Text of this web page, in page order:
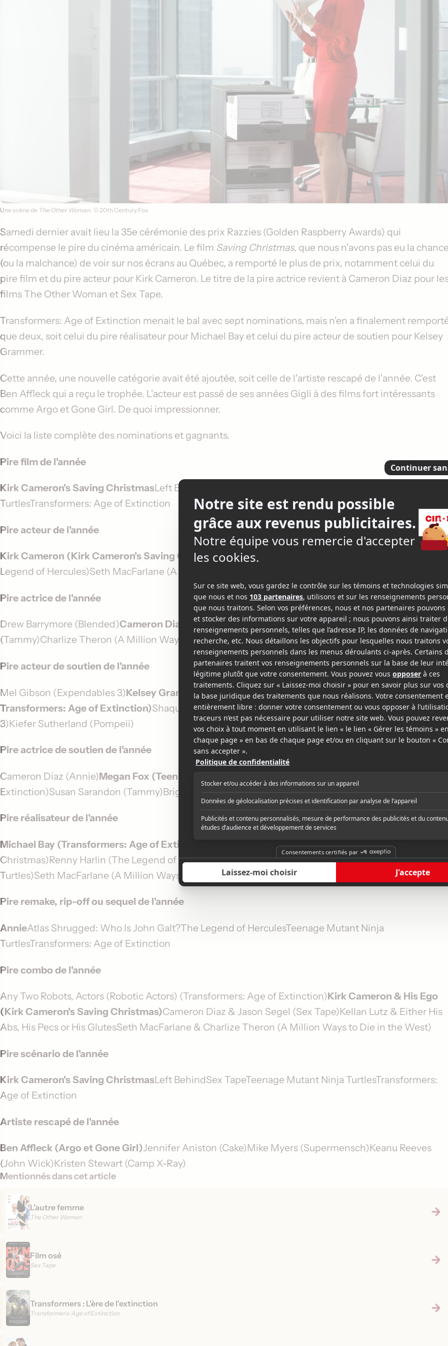
Mentionnés dans cet article
L'autre femme
The Other Woman
Film osé
Sex Tape
Transformers : L'ère de l'extinction
Transformers: Age of Extinction
Une scène de The Other Woman. © 20th Century Fox
Samedi dernier avait lieu la 35e cérémonie des prix Razzies (Golden Raspberry Awards) qui
récompense le pire du cinéma américain. Le film Saving Christmas, que nous n'avons pas eu la
(ou la malchance) de voir sur nos écrans au Québec, a remporté le plus de prix, notamment celui du
pire film et du pire acteur pour Kirk Cameron. Le titre de la pire actrice revient à Cameron Diaz pour
films The Other Woman et Sex Tape.
Transformers: Age of Extinction menait le bal avec sept nominations, mais n'en a finalement
que deux, soit celui du pire réalisateur pour Michael Bay et celui du pire acteur de soutien pour Kelsey
Grammer.
Cette année, une nouvelle catégorie avait été ajoutée, soit celle de l'artiste rescapé de l'année. C'est
Ben Affleck qui a reçu le trophée. L'acteur est passé de ses années Gigli à des films fort intéressants
comme Argo et Gone Girl. De quoi impressionner.
Voici la liste complète des nominations et gagnants.
Pire film de l'année
Kirk Cameron's Saving ChristmasLeft BehindThe Legend of HerculesTeenage Mutant Ninja
TurtlesTransformers: Age of Extinction
Pire acteur de l'année
Kirk Cameron (Kirk Cameron's Saving Christmas)Nicholas Cage (Left Behind)Kellan Lutz (The
Legend of Hercules)Seth MacFarlane (A Million Ways to Die in the West)Adam Sandler (Blended)
Pire actrice de l'année
Drew Barrymore (Blended)Cameron Diaz (The Other Woman and Sex Tape)Melissa McCarthy
(Tammy)Charlize Theron (A Million Ways to Die in the West)Gaia Weiss (The Legend of Hercules)
Pire acteur de soutien de l'année
Mel Gibson (Expendables 3)Kelsey Grammer (Expendables 3, Legends of Oz, Think Like a Man
Transformers: Age of Extinction)Shaquille O'Neal (Blended)Arnold Schwarzenegger (Expendables
3)Kiefer Sutherland (Pompeii)
Pire actrice de soutien de l'année
Cameron Diaz (Annie)Megan Fox (Teenage Mutant Ninja Turtles)
Extinction)Susan Sarandon (Tammy)Brigitte Ridenour (Kirk Cameron's Saving Christmas)
Pire réalisateur de l'année
Michael Bay (Transformers: Age of Extinction)
Darren Doane (Kirk Cameron's Saving
Christmas)Renny Harlin (The Legend of Hercules)Jonathan Liebesman (Teenage Mutant Ninja
Turtles)Seth MacFarlane (A Million Ways to Die in the West)
Pire remake, rip-off ou sequel de l'année
AnnieAtlas Shrugged: Who Is John Galt?The Legend of HerculesTeenage Mutant Ninja
TurtlesTransformers: Age of Extinction
Pire combo de l'année
Any Two Robots, Actors (Robotic Actors) (Transformers: Age of Extinction)Kirk Cameron & His Ego
(Kirk Cameron's Saving Christmas)Cameron Diaz & Jason Segel (Sex Tape)Kellan Lutz & Either His
Abs, His Pecs or His GlutesSeth MacFarlane & Charlize Theron (A Million Ways to Die in the West)
Pire scénario de l'année
Kirk Cameron's Saving ChristmasLeft BehindSex TapeTeenage Mutant Ninja TurtlesTransformers:
Age of Extinction
Artiste rescapé de l'année
Ben Affleck (Argo et Gone Girl)Jennifer Aniston (Cake)Mike Myers (Supermensch)Keanu Reeves
(John Wick)Kristen Stewart (Camp X-Ray)